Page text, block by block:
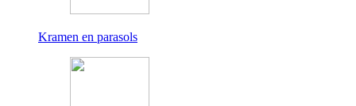
Kramen en parasols